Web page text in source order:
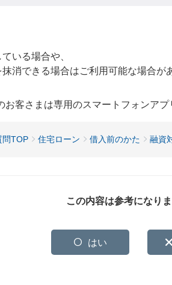
いる場合や、
消できる場合はご利用可能な場合が
客さまは専用のスマートフォンアプ
問TOP 住宅ローン 借入前のかた 融資
この内容は参考になり
はい